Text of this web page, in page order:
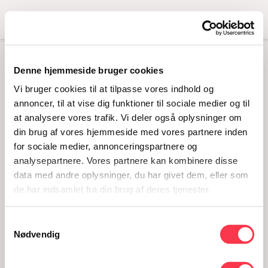
Denne hjemmeside bruger cookies
Vi bruger cookies til at tilpasse vores indhold og
annoncer, til at vise dig funktioner til sociale medier og til
at analysere vores trafik. Vi deler også oplysninger om
din brug af vores hjemmeside med vores partnere inden
for sociale medier, annonceringspartnere og
analysepartnere. Vores partnere kan kombinere disse
data med andre oplysninger, du har givet dem, eller som
de har indsamlet fra din brug af deres tjenester.
Nødvendig
Menu
OMBYT DIN
ENTRÉBILLET TIL
KLUBMEDLEMSKAB
FOR 25 KR.
07.10.2022